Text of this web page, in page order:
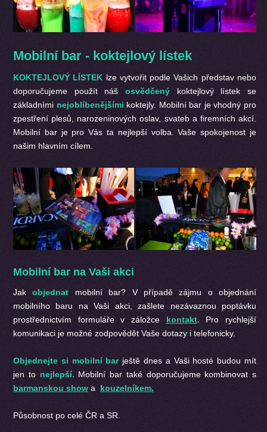
Mobilní bar - koktejlový lístek
KOKTEJLOVÝ LÍSTEK lze vytvořit podle Vašich představ nebo
doporučujeme použít náš osvědčený koktejlový lístek se
základními nejoblíbenějšími koktejly. Mobilní bar je vhodný pro
zpestření plesů, narozeninových oslav, svateb a firemních akcí.
Mobilní bar je pro Vás ta nejlepší volba. Vaše spokojenost je
našim hlavním cílem.
Mobilní bar na Vaši akci
Jakobjednat mobilní bar? V případě zájmu o objednání
mobilního baru na Vaši akci, zašlete nezávaznou poptávku
prostřednictvím formuláře v záložce kontakt. Pro rychlejší
komunikaci je možné zodpovědět Vaše dotazy i telefonicky.
Objednejte si mobilní barještě dnes a Vaši hosté budou mít
jen to nejlepší. Mobilní bar také doporučujeme kombinovat s
barmanskou show a kouzelníkem.
Působnost po celé ČR a SR.